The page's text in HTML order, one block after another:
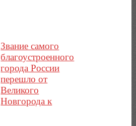
Звание самого
благоустроенного
города России
перешло от
Великого
Новгорода к